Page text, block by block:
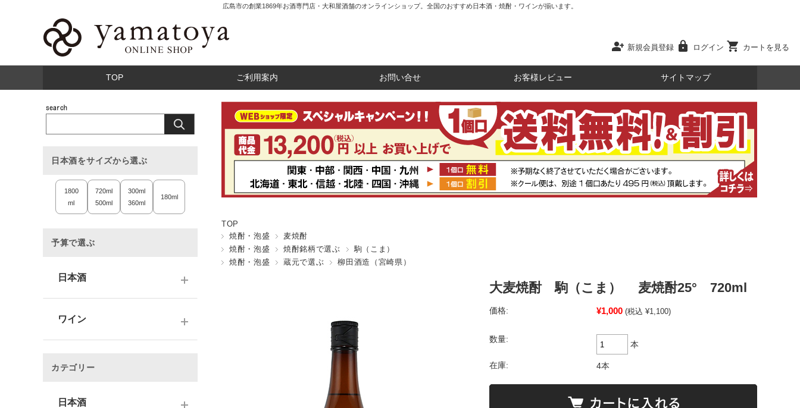
広島市の創業1869年お酒専門店・大和屋酒舗のオンラインショップ。全国のおすすめ日本酒・焼酎・ワインが揃います。
person_add 新規会員登録 lock ログイン shopping_cart カートを見る
TOP ご利用案内 お問い合せ お客様レビュー サイトマップ
TOP
焼酎・泡盛
麦焼酎
焼酎・泡盛
焼酎銘柄で選ぶ
駒（こま）
焼酎・泡盛
蔵元で選ぶ 柳田酒造（宮崎県）
大麦焼酎 駒（こま） 麦焼酎25° 720ml
価格: ¥1,000 (税込 ¥1,100)
数量:
本
在庫: 4本
日本酒をサイズから選ぶ
1800
ml
720ml
500ml
300ml
360ml
180ml
予算で選ぶ
日本酒
ワイン
2,001～3,000円
カテゴリー
日本酒